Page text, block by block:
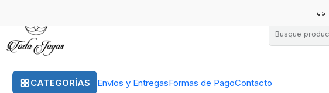
CATEGORÍAS Envíos y EntregasFormas de PagoContacto